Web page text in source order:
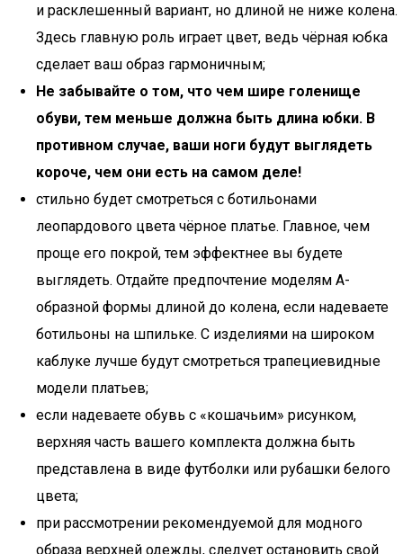
и расклешенный вариант, но длиной не ниже колена.
Здесь главную роль играет цвет, ведь чёрная юбка
сделает ваш образ гармоничным;
Не забывайте о том, что чем шире голенище
обуви, тем меньше должна быть длина юбки. В
противном случае, ваши ноги будут выглядеть
короче, чем они есть на самом деле!
стильно будет смотреться с ботильонами
леопардового цвета чёрное платье. Главное, чем
проще его покрой, тем эффектнее вы будете
выглядеть. Отдайте предпочтение моделям А-
образной формы длиной до колена, если надеваете
ботильоны на шпильке. С изделиями на широком
каблуке лучше будут смотреться трапециевидные
модели платьев;
если надеваете обувь с «кошачьим» рисунком,
верхняя часть вашего комплекта должна быть
представлена в виде футболки или рубашки белого
цвета;
при рассмотрении рекомендуемой для модного
образа верхней одежды, следует остановить свой